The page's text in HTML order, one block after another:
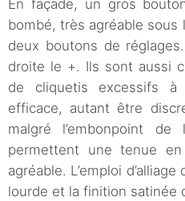
En façade, un gros
bombé, très agréable
deux boutons de
droite le +. Ils sont aussi
de cliquetis excessifs à
efficace, autant être
malgré l’embonpoint
permettent une tenue
agréable. L’emploi
lourde et la finition satinée